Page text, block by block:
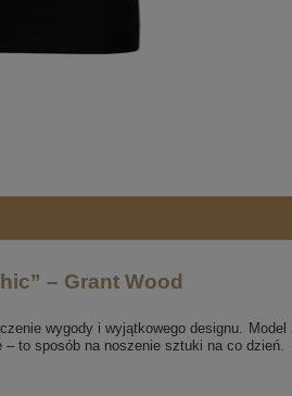
– Grant Wood
wygody i wyjątkowego designu.
to sposób na noszenie sztuki na co dzień.